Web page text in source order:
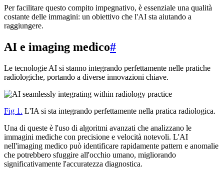
Per facilitare questo compito impegnativo, è essenziale una qualità
costante delle immagini: un obiettivo che l'AI sta aiutando a
raggiungere.
AI e imaging medico#
Le tecnologie AI si stanno integrando perfettamente nelle pratiche
radiologiche, portando a diverse innovazioni chiave.
Fig 1. L'IA si sta integrando perfettamente nella pratica radiologica.
Una di queste è l'uso di algoritmi avanzati che analizzano le
immagini mediche con precisione e velocità notevoli. L'AI
nell'imaging medico può identificare rapidamente pattern e anomalie
che potrebbero sfuggire all'occhio umano, migliorando
significativamente l'accuratezza diagnostica.